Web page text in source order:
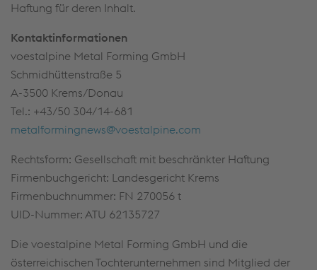
Haftung für deren Inhalt.
Kontaktinformationen
voestalpine Metal Forming GmbH
Schmidhüttenstraße 5
A-3500 Krems/Donau
Tel.: +43/50 304/14-681
metalformingnews@voestalpine.com
Rechtsform: Gesellschaft mit beschränkter Haftung
Firmenbuchgericht: Landesgericht Krems
Firmenbuchnummer: FN 270056 t
UID-Nummer: ATU 62135727
Die voestalpine Metal Forming GmbH und die
österreichischen Tochterunternehmen sind Mitglied der